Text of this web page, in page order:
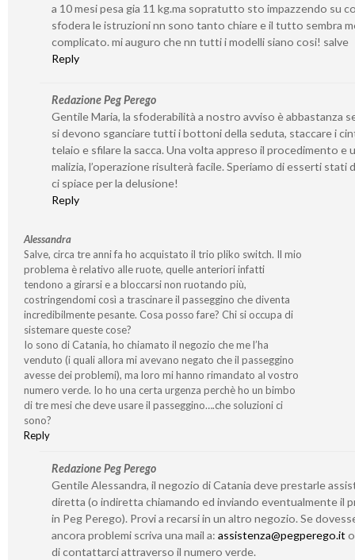
a 10 mesi pesa gia 11 kg.ma sopratutto sto impazzendo su
sfodera le istruzioni nn sono tanto chiare e il tutto sembra
complicato. mi auguro che nn tutti i modelli siano cosi! salve
Reply
Redazione Peg Perego
Gentile Maria, la sfoderabilità a nostro avviso è abbastanza
si devono sganciare tutti i bottoni della seduta, staccare i
telaio e sfilare la sacca. Una volta appreso il procedimento e
malizia, l’operazione risulterà facile. Speriamo di esserti stati
ci spiace per la delusione!
Reply
Alessandra
Salve, circa tre anni fa ho acquistato il trio pliko switch. Il mio
problema è relativo alle ruote, quelle anteriori infatti
tendono a girarsi e a bloccarsi non ruotando più,
costringendomi così a trascinare il passeggino che diventa
incredibilmente pesante. Cosa posso fare? Chi si occupa di
sistemare queste cose?
Io sono di Catania, ho chiamato il negozio che me l’ha
venduto (i quali allora mi avevano negato che il passeggino
avesse dei problemi), ma loro mi hanno rimandato al vostro
numero verde. Io ho una certa urgenza perchè ho un bimbo
di tre mesi che deve usare il passeggino….che soluzioni ci
sono?
Reply
Redazione Peg Perego
Gentile Alessandra, il negozio di Catania deve prestarle
diretta (o indiretta chiamando ed inviando eventualmente il
in Peg Perego). Provi a recarsi in un altro negozio. Se
ancora problemi scriva una mail a: assistenza@pegperego.ito
di contattarci attraverso il numero verde.